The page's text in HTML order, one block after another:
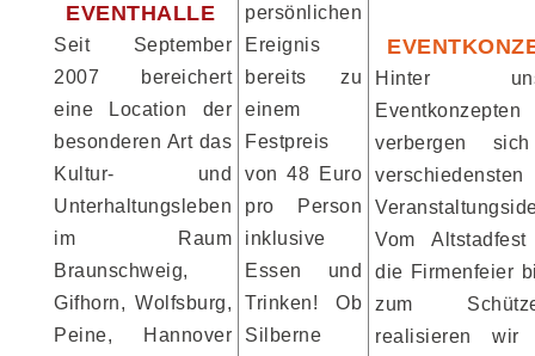
EVENTHALLE
Seit September
2007 bereichert
eine Location der
besonderen Art das
Kultur- und
Unterhaltungsleben
im Raum
Braunschweig,
Gifhorn, Wolfsburg,
Peine, Hannover
persönlichen
Ereignis
bereits zu
einem
Festpreis
von 48 Euro
pro Person
inklusive
Essen und
Trinken! Ob
Silberne
Hinter
Eventkonzepten
verbergen
verschiedensten
Vom
die Firmenfeier
zum
realisieren wir